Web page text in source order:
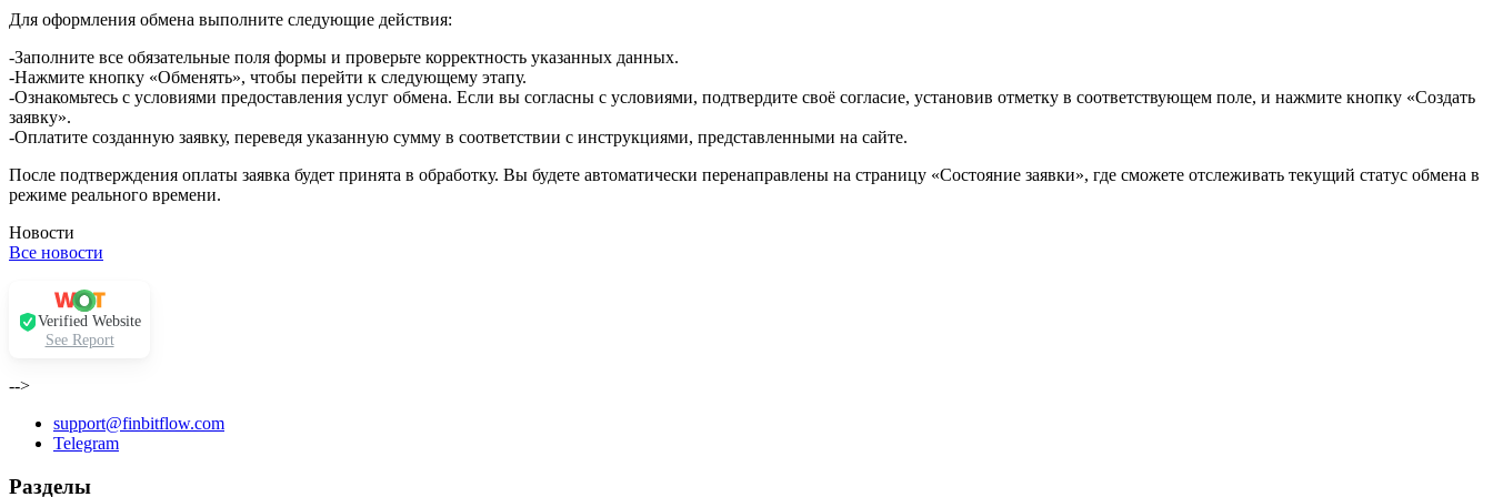
Для оформления обмена выполните следующие действия:
-Заполните все обязательные поля формы и проверьте корректность указанных данных.
-Нажмите кнопку «Обменять», чтобы перейти к следующему этапу.
-Ознакомьтесь с условиями предоставления услуг обмена. Если вы согласны с условиями, подтвердите своё согласие, установив отметку в соответствующем поле, и нажмите кнопку «Создать
заявку».
-Оплатите созданную заявку, переведя указанную сумму в соответствии с инструкциями, представленными на сайте.
После подтверждения оплаты заявка будет принята в обработку. Вы будете автоматически перенаправлены на страницу «Состояние заявки», где сможете отслеживать текущий статус обмена в
режиме реального времени.
Новости
Все новости
Verified Website
See Report
-->
support@finbitflow.com
Telegram
Разделы